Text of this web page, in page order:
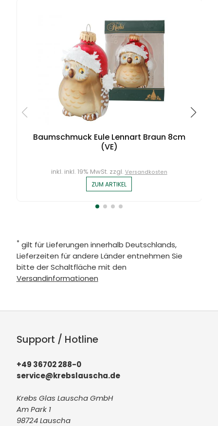
Baumschmuck Eule Lennart Braun 8cm
(VE)
inkl. inkl. 19% MwSt. zzgl. Versandkosten
ZUM ARTIKEL
* gilt für Lieferungen innerhalb Deutschlands,
Lieferzeiten für andere Länder entnehmen Sie
bitte der Schaltfläche mit den
Versandinformationen
Support / Hotline
+49 36702 288-0
service@krebslauscha.de
Krebs Glas Lauscha GmbH
Am Park 1
98724 Lauscha